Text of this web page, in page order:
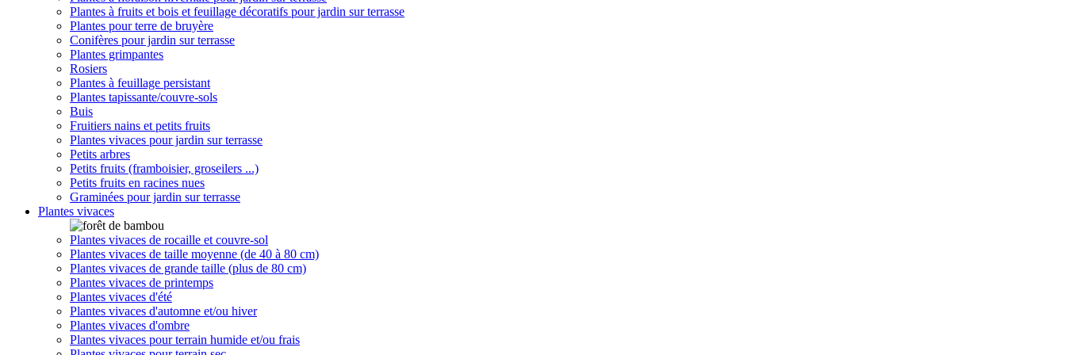
Plantes à fruits et bois et feuillage décoratifs pour jardin sur terrasse
Plantes pour terre de bruyère
Conifères pour jardin sur terrasse
Plantes grimpantes
Rosiers
Plantes à feuillage persistant
Plantes tapissante/couvre-sols
Buis
Fruitiers nains et petits fruits
Plantes vivaces pour jardin sur terrasse
Petits arbres
Petits fruits (framboisier, groseilers ...)
Petits fruits en racines nues
Graminées pour jardin sur terrasse
Plantes vivaces
Plantes vivaces de rocaille et couvre-sol
Plantes vivaces de taille moyenne (de 40 à 80 cm)
Plantes vivaces de grande taille (plus de 80 cm)
Plantes vivaces de printemps
Plantes vivaces d'été
Plantes vivaces d'automne et/ou hiver
Plantes vivaces d'ombre
Plantes vivaces pour terrain humide et/ou frais